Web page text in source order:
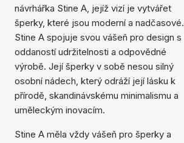
návrhářka Stine A, jejíž vizí je vytvářet
šperky, které jsou moderní a nadčasové.
Stine A spojuje svou vášeň pro design s
oddaností udržitelnosti a odpovědné
výrobě. Její šperky v sobě nesou silný
osobní nádech, který odráží její lásku k
přírodě, skandinávskému minimalismu a
uměleckým inovacím.
Stine A měla vždy vášeň pro šperky a